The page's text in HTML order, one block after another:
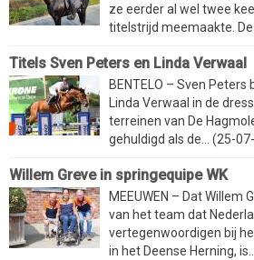
ze eerder al wel twee
titelstrijd meemaakte.
Titels Sven Peters en Linda Verwaal
BENTELO – Sven Peters
Linda Verwaal in de
terreinen van De
gehuldigd als de... (25-
Willem Greve in springequipe WK
MEEUWEN – Dat Willem
van het team dat
vertegenwoordigen bij
in het Deense Herning,